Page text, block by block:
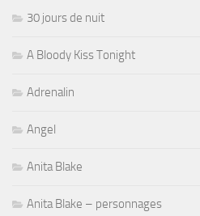
30 jours de nuit
A Bloody Kiss Tonight
Adrenalin
Angel
Anita Blake
Anita Blake – personnages